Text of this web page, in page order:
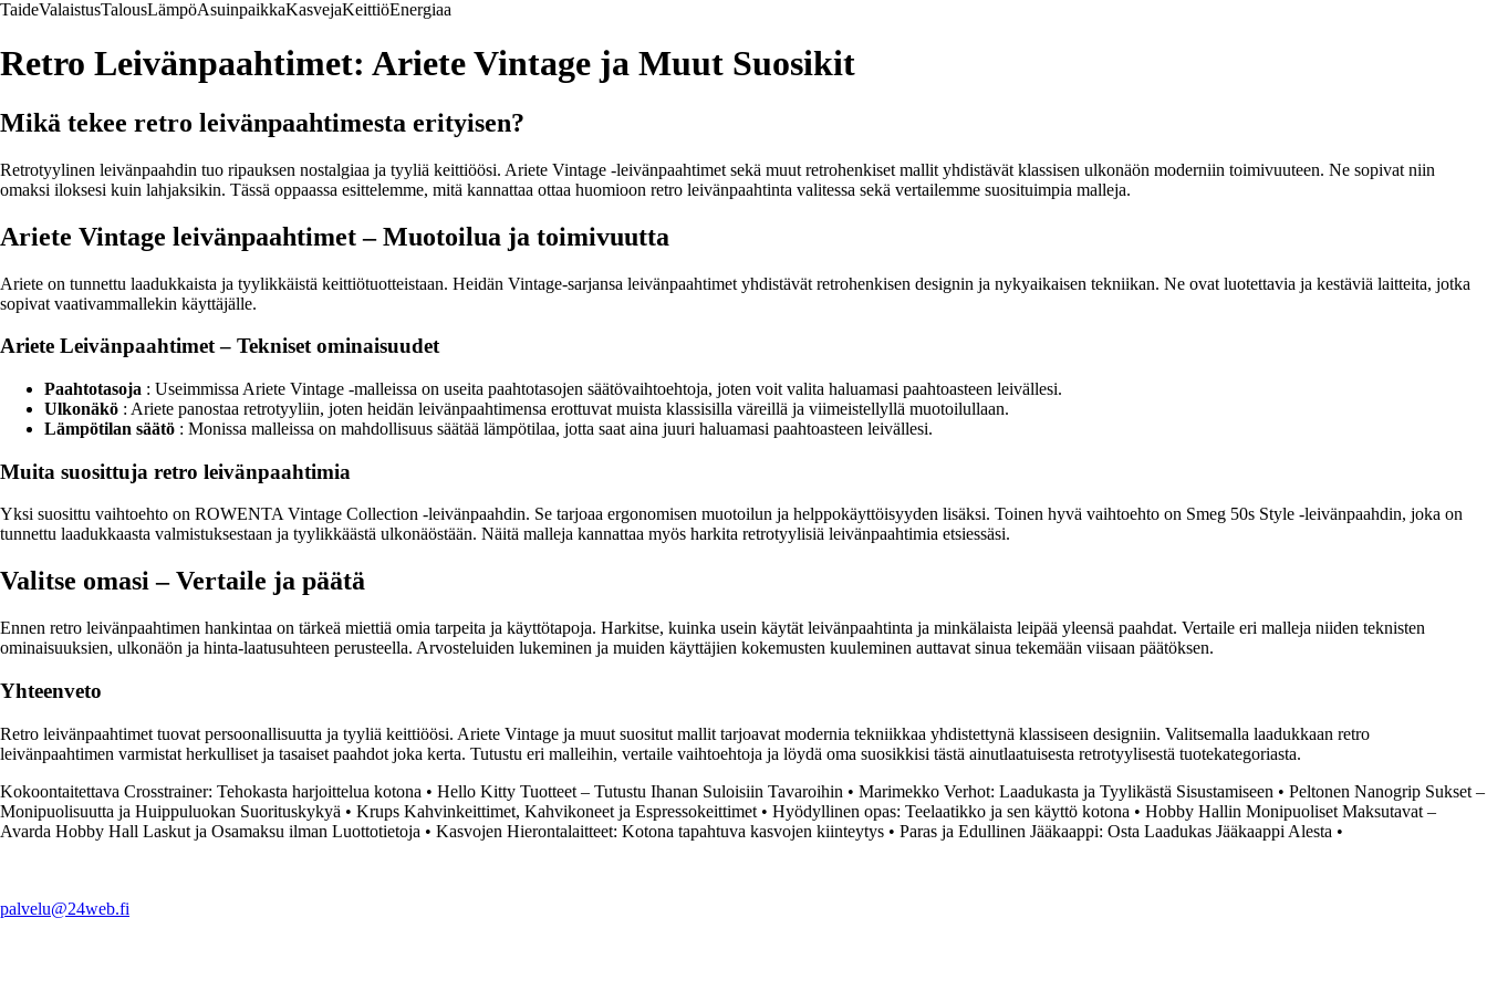
TaideValaistusTalousLämpöAsuinpaikkaKasvejaKeittiöEnergiaa
Retro Leivänpaahtimet: Ariete Vintage ja Muut Suosikit
Mikä tekee retro leivänpaahtimesta erityisen?
Retrotyylinen leivänpaahdin tuo ripauksen nostalgiaa ja tyyliä keittiöösi. Ariete Vintage -leivänpaahtimet sekä muut retrohenkiset mallit yhdistävät klassisen ulkonäön moderniin toimivuuteen. Ne sopivat niin
omaksi iloksesi kuin lahjaksikin. Tässä oppaassa esittelemme, mitä kannattaa ottaa huomioon retro leivänpaahtinta valitessa sekä vertailemme suosituimpia malleja.
Ariete Vintage leivänpaahtimet – Muotoilua ja toimivuutta
Ariete on tunnettu laadukkaista ja tyylikkäistä keittiötuotteistaan. Heidän Vintage-sarjansa leivänpaahtimet yhdistävät retrohenkisen designin ja nykyaikaisen tekniikan. Ne ovat luotettavia ja kestäviä laitteita, jotka
sopivat vaativammallekin käyttäjälle.
Ariete Leivänpaahtimet – Tekniset ominaisuudet
Paahtotasoja : Useimmissa Ariete Vintage -malleissa on useita paahtotasojen säätövaihtoehtoja, joten voit valita haluamasi paahtoasteen leivällesi.
Ulkonäkö : Ariete panostaa retrotyyliin, joten heidän leivänpaahtimensa erottuvat muista klassisilla väreillä ja viimeistellyllä muotoilullaan.
Lämpötilan säätö : Monissa malleissa on mahdollisuus säätää lämpötilaa, jotta saat aina juuri haluamasi paahtoasteen leivällesi.
Muita suosittuja retro leivänpaahtimia
Yksi suosittu vaihtoehto on ROWENTA Vintage Collection -leivänpaahdin. Se tarjoaa ergonomisen muotoilun ja helppokäyttöisyyden lisäksi. Toinen hyvä vaihtoehto on Smeg 50s Style -leivänpaahdin, joka on
tunnettu laadukkaasta valmistuksestaan ja tyylikkäästä ulkonäöstään. Näitä malleja kannattaa myös harkita retrotyylisiä leivänpaahtimia etsiessäsi.
Valitse omasi – Vertaile ja päätä
Ennen retro leivänpaahtimen hankintaa on tärkeä miettiä omia tarpeita ja käyttötapoja. Harkitse, kuinka usein käytät leivänpaahtinta ja minkälaista leipää yleensä paahdat. Vertaile eri malleja niiden teknisten
ominaisuuksien, ulkonäön ja hinta-laatusuhteen perusteella. Arvosteluiden lukeminen ja muiden käyttäjien kokemusten kuuleminen auttavat sinua tekemään viisaan päätöksen.
Yhteenveto
Retro leivänpaahtimet tuovat persoonallisuutta ja tyyliä keittiöösi. Ariete Vintage ja muut suositut mallit tarjoavat modernia tekniikkaa yhdistettynä klassiseen designiin. Valitsemalla laadukkaan retro
leivänpaahtimen varmistat herkulliset ja tasaiset paahdot joka kerta. Tutustu eri malleihin, vertaile vaihtoehtoja ja löydä oma suosikkisi tästä ainutlaatuisesta retrotyylisestä tuotekategoriasta.
Kokoontaitettava Crosstrainer: Tehokasta harjoittelua kotona • Hello Kitty Tuotteet – Tutustu Ihanan Suloisiin Tavaroihin • Marimekko Verhot: Laadukasta ja Tyylikästä Sisustamiseen • Peltonen Nanogrip Sukset –
Monipuolisuutta ja Huippuluokan Suorituskykyä • Krups Kahvinkeittimet, Kahvikoneet ja Espressokeittimet • Hyödyllinen opas: Teelaatikko ja sen käyttö kotona • Hobby Hallin Monipuoliset Maksutavat –
Avarda Hobby Hall Laskut ja Osamaksu ilman Luottotietoja • Kasvojen Hierontalaitteet: Kotona tapahtuva kasvojen kiinteytys • Paras ja Edullinen Jääkaappi: Osta Laadukas Jääkaappi Alesta •
palvelu@24web.fi